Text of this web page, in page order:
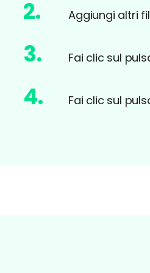
2. Aggiungi altri
3. Fai clic sul
4. Fai clic sul